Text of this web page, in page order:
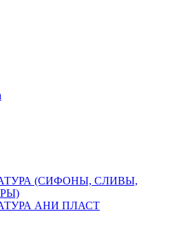
(СИФОНЫ, СЛИВЫ,
АНИ ПЛАСТ